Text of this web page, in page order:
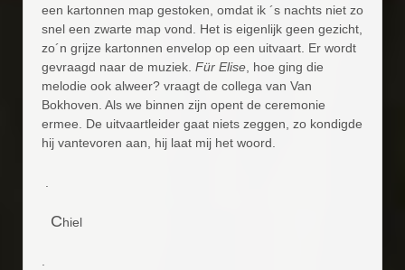
een kartonnen map gestoken, omdat ik ´s nachts niet zo
snel een zwarte map vond. Het is eigenlijk geen gezicht,
zo´n grijze kartonnen envelop op een uitvaart. Er wordt
gevraagd naar de muziek. Für Elise, hoe ging die
melodie ook alweer? vraagt de collega van Van
Bokhoven. Als we binnen zijn opent de ceremonie
ermee. De uitvaartleider gaat niets zeggen, zo kondigde
hij vantevoren aan, hij laat mij het woord.
Chiel
.